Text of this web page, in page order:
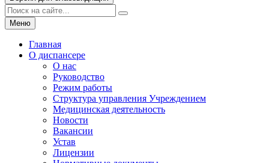
Меню
Главная
О диспансере
О нас
Руководство
Режим работы
Структура управления Учреждением
Медицинская деятельность
Новости
Вакансии
Устав
Лицензии